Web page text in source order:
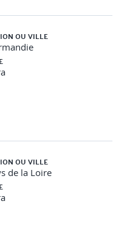
fonction des
et préjugés.
et bienveillante.
et non verbale en
OU VILLE
OU VILLE
de la Loire